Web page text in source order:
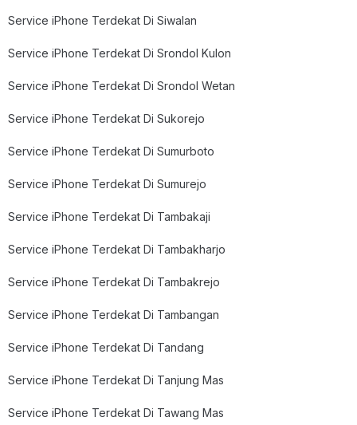
Service iPhone Terdekat Di Siwalan
Service iPhone Terdekat Di Srondol Kulon
Service iPhone Terdekat Di Srondol Wetan
Service iPhone Terdekat Di Sukorejo
Service iPhone Terdekat Di Sumurboto
Service iPhone Terdekat Di Sumurejo
Service iPhone Terdekat Di Tambakaji
Service iPhone Terdekat Di Tambakharjo
Service iPhone Terdekat Di Tambakrejo
Service iPhone Terdekat Di Tambangan
Service iPhone Terdekat Di Tandang
Service iPhone Terdekat Di Tanjung Mas
Service iPhone Terdekat Di Tawang Mas